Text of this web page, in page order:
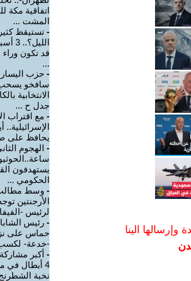
وإرسالها الينا
اتفاقية مكة
المشت ...
- تستيقظ
قد تكون
...
- حزب
سافخو يسحب
الانتخابية
جدل ح ...
- مع اقتراب
الإسرائيلية..
يحافظ على
-
يستهدفون
الحكومي ...
- وسط مطالب
الأرجنتين
لرئيس -
- رئيس
حماس على
-خدعة-
- أكبر
4 أبطال في
نخبة